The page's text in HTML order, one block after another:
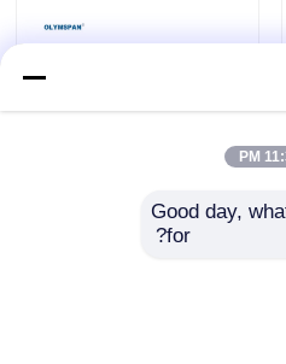
الصحافة الساخنة تشكيل
منتجات ألياف الكربون
Good day,
for?